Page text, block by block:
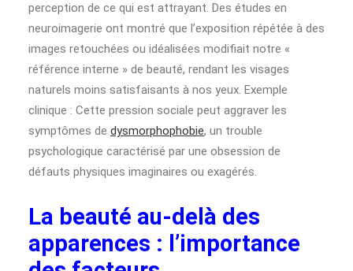
perception de ce qui est attrayant. Des études en
neuroimagerie ont montré que l’exposition répétée à des
images retouchées ou idéalisées modifiait notre «
référence interne » de beauté, rendant les visages
naturels moins satisfaisants à nos yeux. Exemple
clinique : Cette pression sociale peut aggraver les
symptômes de dysmorphophobie, un trouble
psychologique caractérisé par une obsession de
défauts physiques imaginaires ou exagérés.
La beauté au-delà des
apparences : l’importance